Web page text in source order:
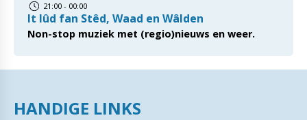
21:00 - 00:00
It lûd fan Stêd, Waad en Wâlden
Non-stop muziek met (regio)nieuws en weer.
HANDIGE LINKS